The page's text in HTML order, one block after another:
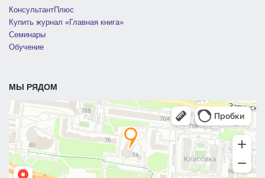
КонсультантПлюс
Купить журнал «Главная книга»
Семинары
Обучение
МЫ РЯДОМ